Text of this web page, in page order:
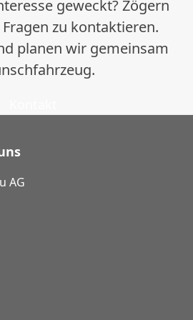
geweckt? Zögern
zu kontaktieren.
planen wir gemeinsam
AG